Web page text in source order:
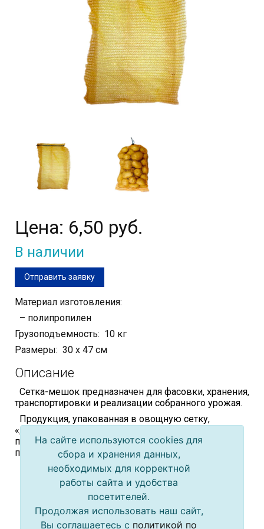
Цена: 6,50 руб.
В наличии
Отправить заявку
Материал изготовления:
– полипропилен
Грузоподъемность: 10 кг
Размеры: 30 х 47 см
Описание
Сетка-мешок предназначен для фасовки, хранения,
транспортировки и реализации собранного урожая.
Продукция, упакованная в овощную сетку,
«дышит» и менее подвержена гниению. А также
позволяет покупателю наглядно оценить качество
продуктов.
Главные достоинства:
– вместительность и грузоподъемность
– компактность
– снижение количества отходов при хранении
На сайте используются cookies для
сбора и хранения данных,
необходимых для корректной
работы сайта и удобства
посетителей.
Продолжая использовать наш сайт,
Вы соглашаетесь с политикой по